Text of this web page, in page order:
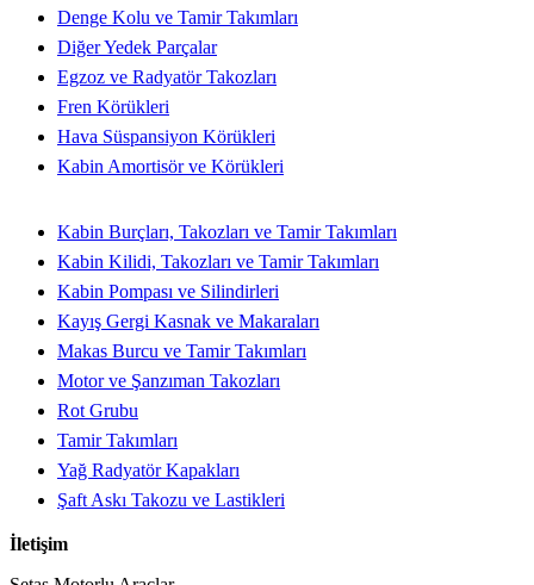
Denge Kolu ve Tamir Takımları
Diğer Yedek Parçalar
Egzoz ve Radyatör Takozları
Fren Körükleri
Hava Süspansiyon Körükleri
Kabin Amortisör ve Körükleri
Kabin Burçları, Takozları ve Tamir Takımları
Kabin Kilidi, Takozları ve Tamir Takımları
Kabin Pompası ve Silindirleri
Kayış Gergi Kasnak ve Makaraları
Makas Burcu ve Tamir Takımları
Motor ve Şanzıman Takozları
Rot Grubu
Tamir Takımları
Yağ Radyatör Kapakları
Şaft Askı Takozu ve Lastikleri
İletişim